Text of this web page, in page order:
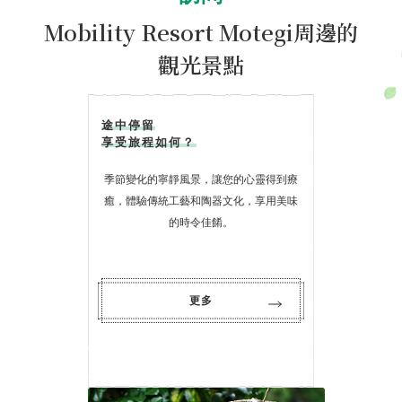
Mobility Resort Motegi周邊的
觀光景點
途中停留
享受旅程如何？
季節變化的寧靜風景，讓您的心靈得到療
癒，體驗傳統工藝和陶器文化，享用美味
的時令佳餚。
更多